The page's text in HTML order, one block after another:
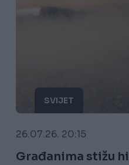
SVIJET
26.07.26. 20:15
Građanima stižu